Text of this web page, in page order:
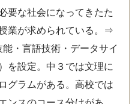
要な社会になってきたた
業が求められている。⇒
・言語技術・データサイ
を設定。中３では文理に
グラムがある。高校では